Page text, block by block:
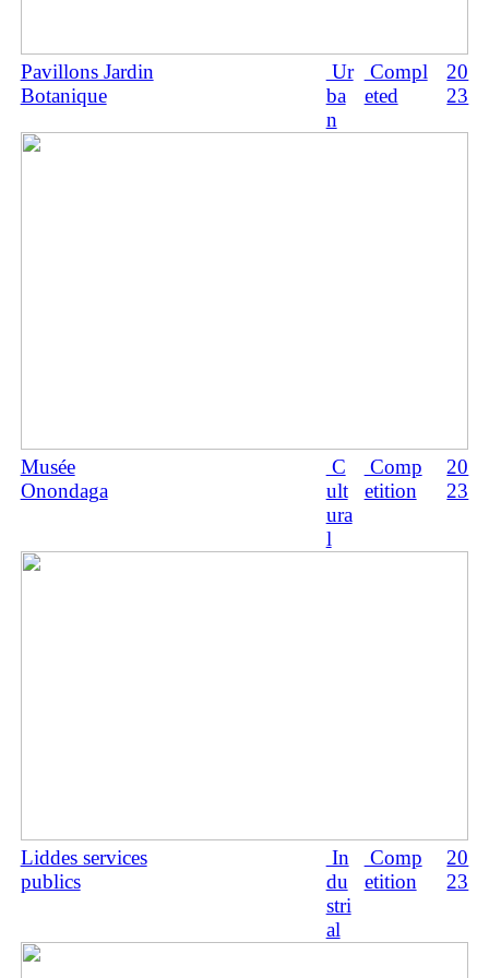
Pavillons Jardin
Botanique
Ur
ba
n
Compl
eted
20
23
Musée
Onondaga
C
ult
ura
l
Comp
etition
20
23
Liddes services
publics
In
du
stri
al
Comp
etition
20
23